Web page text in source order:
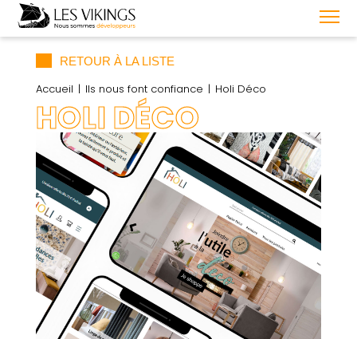
Accueil Ils nous font confiance Holi Déco
HOLI DÉCO
RETOUR À LA LISTE